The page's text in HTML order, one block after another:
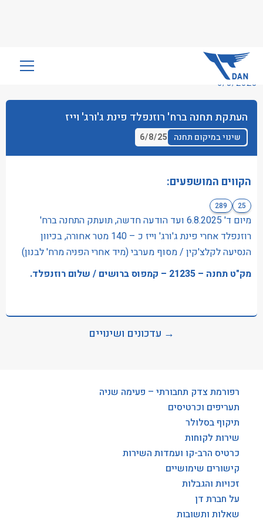
שִׂים
בְּאֲתָר
זֶה
מֻפְעֶלֶת
מַעֲרֶכֶת
נָגִישׁ
הַמְּסַיַּעַת
לִנְגִישׁוּת
הָאֲתָר.
6/8/2025
העתקת תחנה ברח' רוזנפלד פינת ג'ורג' וייז
שינוי במיקום תחנה 6/8/25
הקווים המושפעים:
25
289
מיום ד' 6.8.2025 ועד הודעה חדשה, תועתק התחנה ברח'
רוזנפלד אחרי פינת ג'ורג' וייז כ – 140 מטר אחורה, בכיוון
הנסיעה לקלצ'קין / מסוף מערבי (מיד אחרי הפניה מרח' לבנון)
מק"ט תחנה – 21235 – קמפוס ברושים / שלום רוזנפלד.
→ עדכונים ושינויים
רפורמת צדק תחבורתי – פעימה שניה
תעריפים וכרטיסים
תיקוף בסלולר
שירות לקוחות
כרטיס הרב-קו ועמדות השירות
קישורים שימושיים
זכויות והגבלות
על חברת דן
שאלות ותשובות